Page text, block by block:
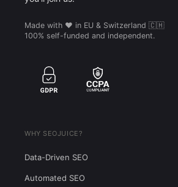
Made with ❤️ in EU & Switzerland 🇨🇭
100% self-funded and independent.
WHY SEOJUICE?
Data-Driven SEO
Automated SEO